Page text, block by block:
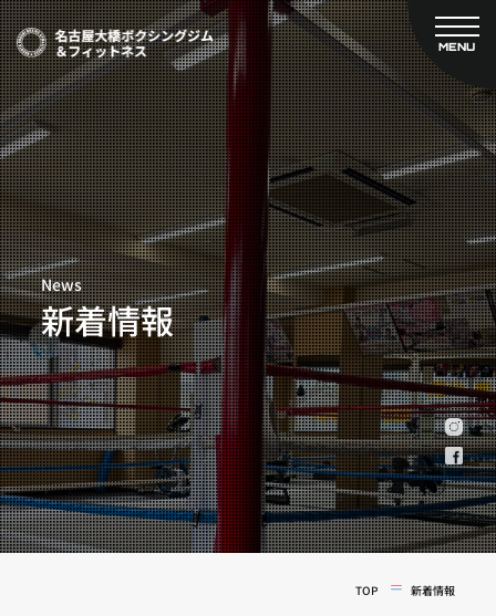
MENU
CLOSE
TOP
新着情報
ご予約
プライベートコース予約
レンタルスタジオ予約
名古屋大橋ボクシングジムについて
大橋弘政プロフィール
スタッフ紹介
料金案内
設備紹介
アクセス
営業時間
トレーナー募集
スポンサー募集
大会チケット購入
キャンペーン
実戦コース
料金システム
フィットネスコース
News
新着情報
TOP 新着情報